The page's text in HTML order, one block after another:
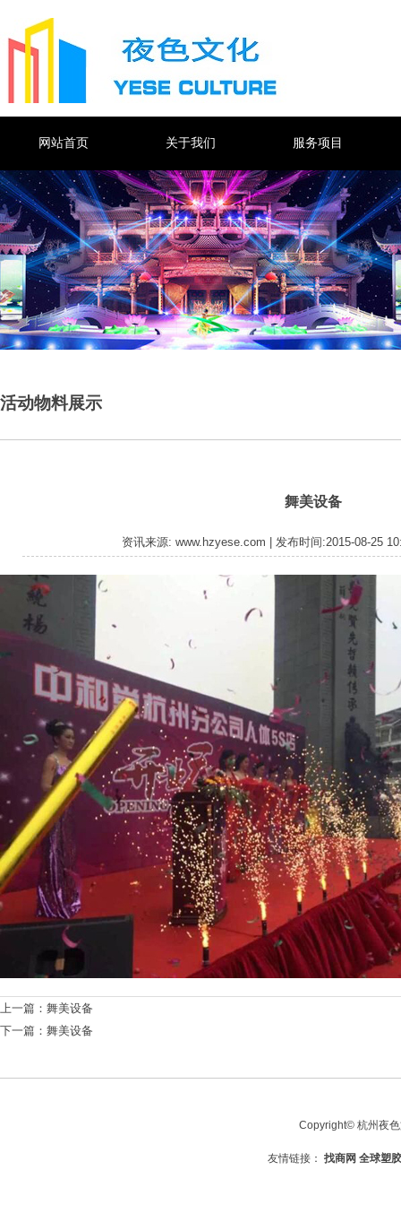
网站首页 关于我们 服务项目
活动物料展示
舞美设备
资讯来源: www.hzyese.com | 发布时间:2015-08-25
上一篇： 舞美设备
下一篇： 舞美设备
Copyright© 杭州夜
友情链接： 找商网 全球塑